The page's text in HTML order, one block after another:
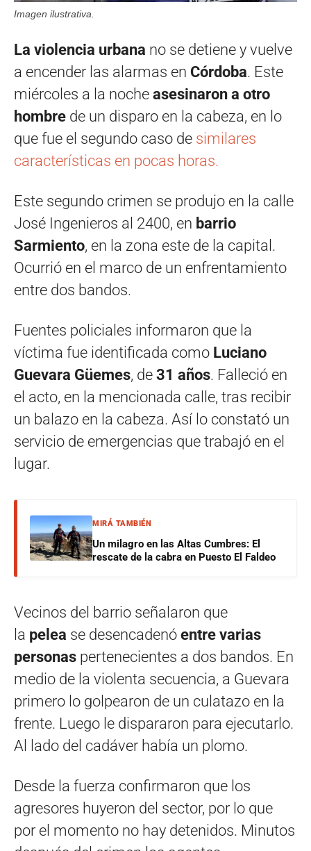
Imagen ilustrativa.
La violencia urbana no se detiene y vuelve
a encender las alarmas en Córdoba. Este
miércoles a la noche asesinaron a otro
hombre de un disparo en la cabeza, en lo
que fue el segundo caso de similares
características en pocas horas.
Este segundo crimen se produjo en la calle
José Ingenieros al 2400, en barrio
Sarmiento, en la zona este de la capital.
Ocurrió en el marco de un enfrentamiento
entre dos bandos.
Fuentes policiales informaron que la
víctima fue identificada como Luciano
Guevara Güemes, de 31 años. Falleció en
el acto, en la mencionada calle, tras recibir
un balazo en la cabeza. Así lo constató un
servicio de emergencias que trabajó en el
lugar.
MIRÁ TAMBIÉN
Un milagro en las Altas Cumbres: El
rescate de la cabra en Puesto El Faldeo
Vecinos del barrio señalaron que
la pelea se desencadenó entre varias
personas pertenecientes a dos bandos. En
medio de la violenta secuencia, a Guevara
primero lo golpearon de un culatazo en la
frente. Luego le dispararon para ejecutarlo.
Al lado del cadáver había un plomo.
Desde la fuerza confirmaron que los
agresores huyeron del sector, por lo que
por el momento no hay detenidos. Minutos